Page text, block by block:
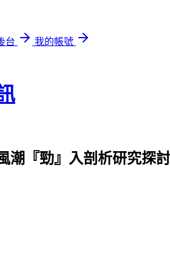
台
我的帳號
潮『勁』入剖析研究探